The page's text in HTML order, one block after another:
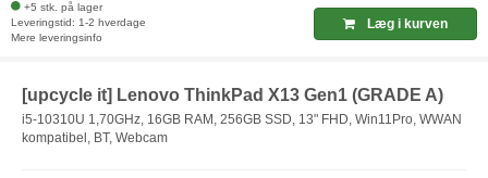
+5 stk. på lager
Leveringstid: 1-2 hverdage
Mere leveringsinfo
Læg i kurven
[upcycle it] Lenovo ThinkPad X13 Gen1 (GRADE A)
i5-10310U 1,70GHz, 16GB RAM, 256GB SSD, 13" FHD, Win11Pro, WWAN
kompatibel, BT, Webcam